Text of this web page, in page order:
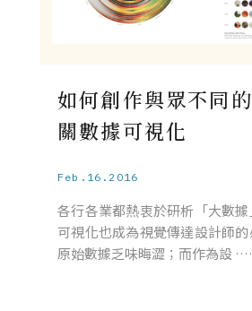
如何創作與眾不同
關數據可視化
Feb.16.2016
各行各業都熱衷於研析「大數
可視化也成為視覺傳達設計師的
原始數據乏味晦澀；而作為設